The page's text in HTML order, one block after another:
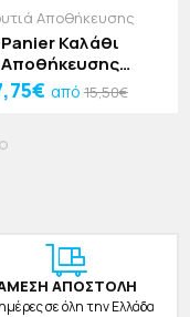
Αποθήκευσης
Panier Καλάθι
Αποθήκευσης
40x30x24cm
από 15,50€
ΑΠΟΣΤΟΛΗ
σε όλη την Ελλάδα